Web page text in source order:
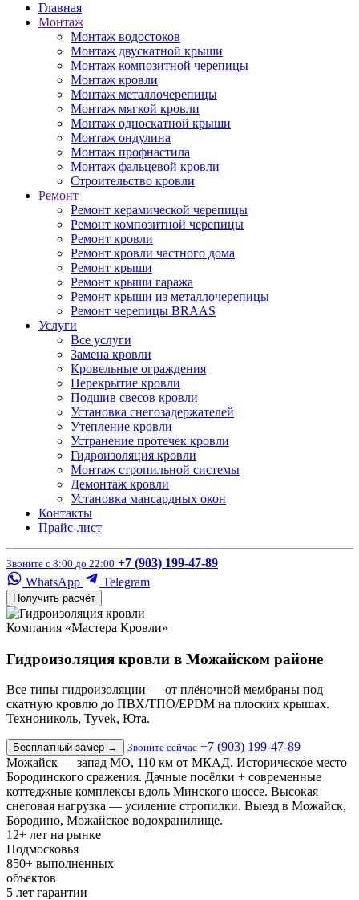
Главная
Монтаж
Монтаж водостоков
Монтаж двускатной крыши
Монтаж композитной черепицы
Монтаж кровли
Монтаж металлочерепицы
Монтаж мягкой кровли
Монтаж односкатной крыши
Монтаж ондулина
Монтаж профнастила
Монтаж фальцевой кровли
Строительство кровли
Ремонт
Ремонт керамической черепицы
Ремонт композитной черепицы
Ремонт кровли
Ремонт кровли частного дома
Ремонт крыши
Ремонт крыши гаража
Ремонт крыши из металлочерепицы
Ремонт черепицы BRAAS
Услуги
Все услуги
Замена кровли
Кровельные ограждения
Перекрытие кровли
Подшив свесов кровли
Установка снегозадержателей
Утепление кровли
Устранение протечек кровли
Гидроизоляция кровли
Монтаж стропильной системы
Демонтаж кровли
Установка мансардных окон
Контакты
Прайс-лист
Звоните с 8:00 до 22:00 +7 (903) 199-47-89
WhatsApp
Telegram
Получить расчёт
Компания «Мастера Кровли»
Гидроизоляция кровли в Можайском районе
Все типы гидроизоляции — от плёночной мембраны под
скатную кровлю до ПВХ/ТПО/EPDM на плоских крышах.
Технониколь, Tyvek, Юта.
Бесплатный замер → Звоните сейчас +7 (903) 199-47-89
Можайск — запад МО, 110 км от МКАД. Историческое место
Бородинского сражения. Дачные посёлки + современные
коттеджные комплексы вдоль Минского шоссе. Высокая
снеговая нагрузка — усиление стропилки. Выезд в Можайск,
Бородино, Можайское водохранилище.
12+ лет на рынке
Подмосковья
850+ выполненных
объектов
5 лет гарантии